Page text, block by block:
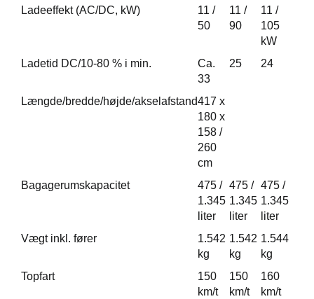
Ladeeffekt (AC/DC, kW)
11 /
50
11 /
90
11 /
105
kW
Ladetid DC/10-80 % i min.
Ca.
33
25 24
Længde/bredde/højde/akselafstand417 x
180 x
158 /
260
cm
Bagagerumskapacitet
475 /
1.345
liter
475 /
1.345
liter
475 /
1.345
liter
Vægt inkl. fører
1.542
kg
1.542
kg
1.544
kg
Topfart
150
km/t
150
km/t
160
km/t